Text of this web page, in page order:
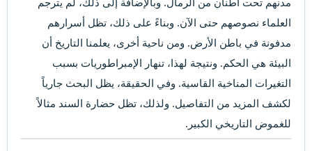
العلماء نصوصهم حتى الآن. وبناءً على ذلك، تظل أسرارهم
مدفونة في باطن الأرض. ومن ناحية أخرى، يعلمنا التاريخ أن
البيئة هي الحكم. ونتيجة لهذا، تنهار الإمبراطوريات بسبب
التغيرات المناخية القاسية. وفي الحقيقة، يظل البحث جارياً
لكشف المزيد من التفاصيل. ولذلك، تظل حضارة السند مثالاً
للغموض التاريخي الكبير.